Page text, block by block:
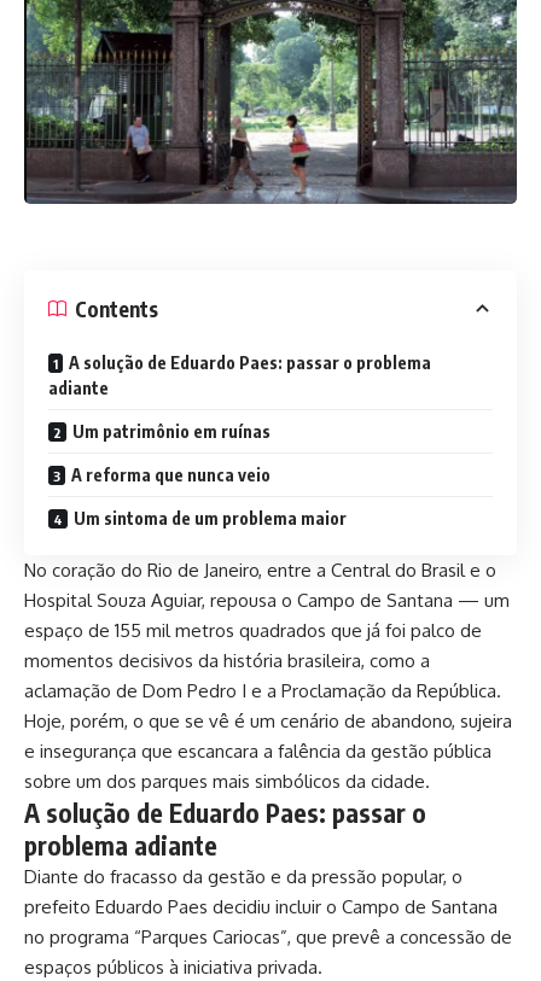
Contents
A solução de Eduardo Paes: passar o problema
adiante
Um patrimônio em ruínas
A reforma que nunca veio
Um sintoma de um problema maior
No coração do Rio de Janeiro, entre a Central do Brasil e o
Hospital Souza Aguiar, repousa o Campo de Santana — um
espaço de 155 mil metros quadrados que já foi palco de
momentos decisivos da história brasileira, como a
aclamação de Dom Pedro I e a Proclamação da República.
Hoje, porém, o que se vê é um cenário de abandono, sujeira
e insegurança que escancara a falência da gestão pública
sobre um dos parques mais simbólicos da cidade.
A solução de Eduardo Paes: passar o
problema adiante
Diante do fracasso da gestão e da pressão popular, o
prefeito Eduardo Paes decidiu incluir o Campo de Santana
no programa “Parques Cariocas”, que prevê a concessão de
espaços públicos à iniciativa privada.